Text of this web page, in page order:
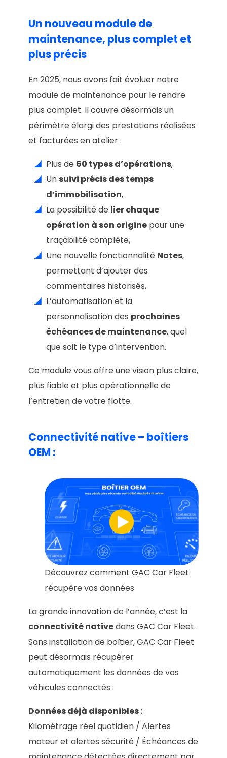
Un nouveau module de
maintenance, plus complet et
plus précis
En 2025, nous avons fait évoluer notre
module de maintenance pour le rendre
plus complet. Il couvre désormais un
périmètre élargi des prestations réalisées
et facturées en atelier :
Plus de 60 types d’opérations,
Un suivi précis des temps
d’immobilisation,
La possibilité de lier chaque
opération à son origine pour une
traçabilité complète,
Une nouvelle fonctionnalité Notes,
permettant d’ajouter des
commentaires historisés,
L’automatisation et la
personnalisation des prochaines
échéances de maintenance, quel
que soit le type d’intervention.
Ce module vous offre une vision plus claire,
plus fiable et plus opérationnelle de
l’entretien de votre flotte.
Connectivité native – boîtiers
OEM :
Découvrez comment GAC Car Fleet
récupère vos données
La grande innovation de l’année, c’est la
connectivité nativedans GAC Car Fleet.
Sans installation de boîtier, GAC Car Fleet
peut désormais récupérer
automatiquement les données de vos
véhicules connectés :
Données déjà disponibles :
Kilométrage réel quotidien / Alertes
moteur et alertes sécurité / Échéances de